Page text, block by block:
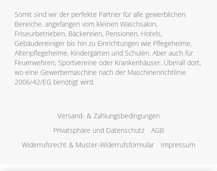
Somit sind wir der perfekte Partner für alle gewerblichen
Bereiche, angefangen vom kleinen Waschsalon,
Friseurbetrieben, Bäckereien, Pensionen, Hotels,
Gebäudereiniger bis hin zu Einrichtungen wie Pflegeheime,
Altenpflegeheime, Kindergärten und Schulen. Aber auch für
Feuerwehren, Sportvereine oder Krankenhäuser. Überall dort,
wo eine Gewerbemaschine nach der Maschinenrichtlinie
2006/42/EG benötigt wird.
Versand- & Zahlungsbedingungen
Privatsphäre und Datenschutz
AGB
Widerrufsrecht & Muster-Widerrufsformular
Impressum